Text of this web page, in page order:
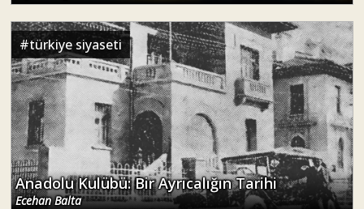
#türkiye siyaseti
Anadolu Kulübü: Bir Ayrıcalığın Tarihi
Ecehan Balta